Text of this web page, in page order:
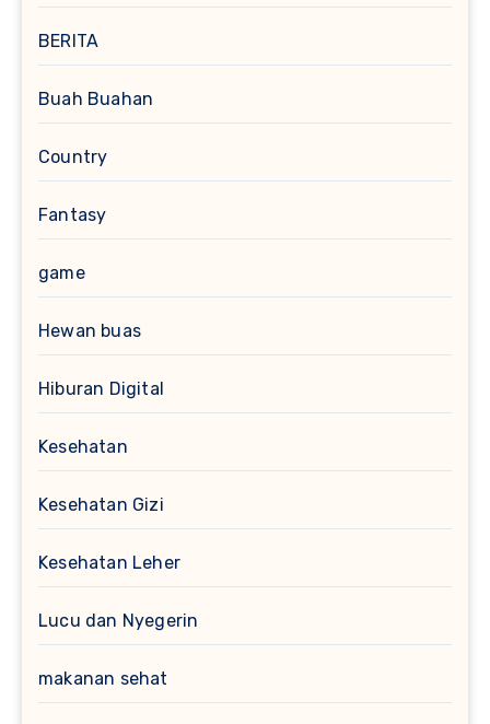
BERITA
Buah Buahan
Country
Fantasy
game
Hewan buas
Hiburan Digital
Kesehatan
Kesehatan Gizi
Kesehatan Leher
Lucu dan Nyegerin
makanan sehat